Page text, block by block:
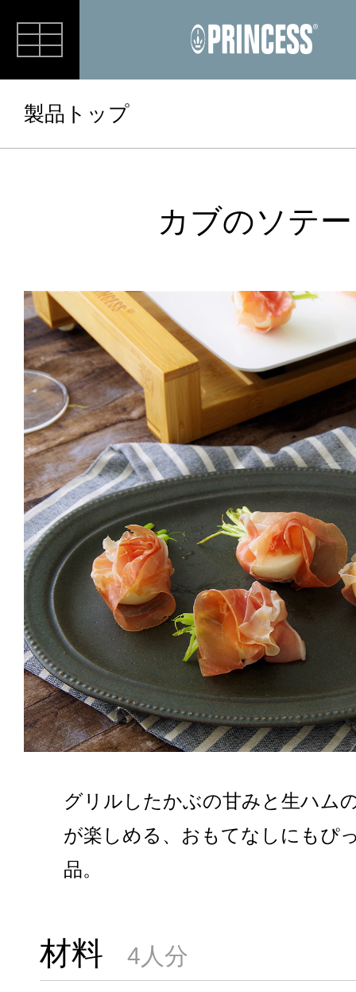
RECIPE
製品トップ
カブのソテー
グリルしたかぶの甘みと生ハム
が楽しめる、おもてなしにもぴ
品。
材料 4人分